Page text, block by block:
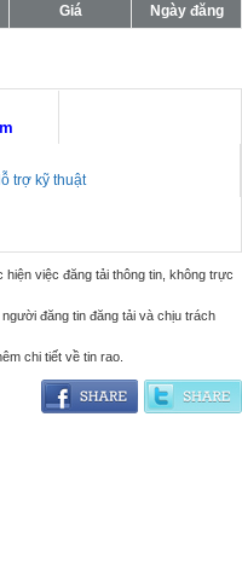
Giá Ngày đăng
trợ kỹ thuật
việc đăng tải thông tin, không trực
đăng tin đăng tải và chịu trách
chi tiết về tin rao.